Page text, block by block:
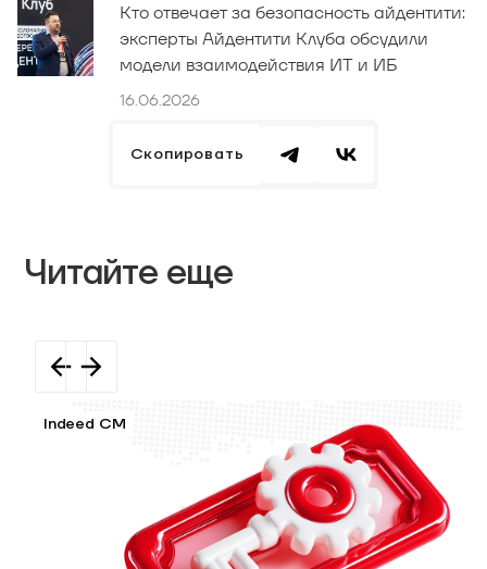
Кто отвечает за безопасность айдентити:
эксперты Айдентити Клуба обсудили
модели взаимодействия ИТ и ИБ
16.06.2026
Скопировать
Читайте еще
Indeed CM